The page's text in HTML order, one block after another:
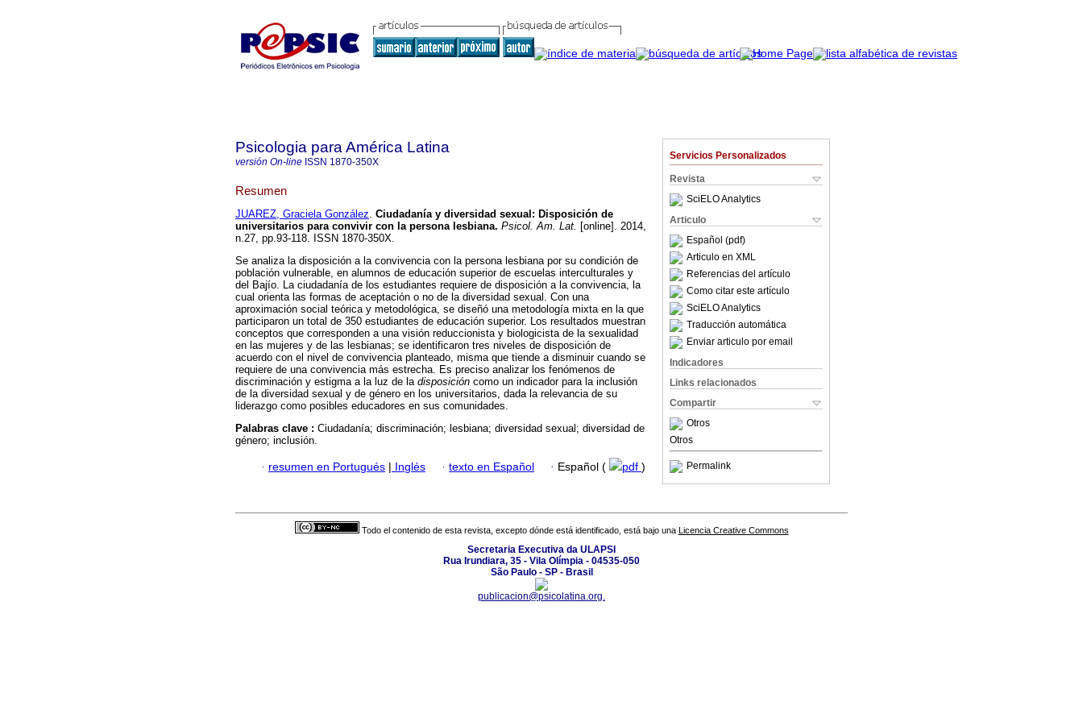
Servicios Personalizados
Revista
SciELO Analytics
Articulo
Español (pdf)
Articulo en XML
Referencias del artículo
Como citar este artículo
SciELO Analytics
Traducción automática
Enviar articulo por email
Indicadores
Links relacionados
Compartir
Otros
Otros
Permalink
Psicologia para América Latina
versión On-line ISSN 1870-350X
Resumen
JUAREZ, Graciela González. Ciudadanía y diversidad sexual: Disposición de
universitarios para convivir con la persona lesbiana. Psicol. Am. Lat. [online]. 2014,
n.27, pp.93-118. ISSN 1870-350X.
Se analiza la disposición a la convivencia con la persona lesbiana por su condición de
población vulnerable, en alumnos de educación superior de escuelas interculturales y
del Bajío. La ciudadanía de los estudiantes requiere de disposición a la convivencia, la
cual orienta las formas de aceptación o no de la diversidad sexual. Con una
aproximación social teórica y metodológica, se diseñó una metodología mixta en la que
participaron un total de 350 estudiantes de educación superior. Los resultados muestran
conceptos que corresponden a una visión reduccionista y biologicista de la sexualidad
en las mujeres y de las lesbianas; se identificaron tres niveles de disposición de
acuerdo con el nivel de convivencia planteado, misma que tiende a disminuir cuando se
requiere de una convivencia más estrecha. Es preciso analizar los fenómenos de
discriminación y estigma a la luz de la disposición como un indicador para la inclusión
de la diversidad sexual y de género en los universitarios, dada la relevancia de su
liderazgo como posibles educadores en sus comunidades.
Palabras clave : Ciudadanía; discriminación; lesbiana; diversidad sexual; diversidad de
género; inclusión.
· resumen en Portugués | Inglés · texto en Español · Español ( pdf )
Todo el contenido de esta revista, excepto dónde está identificado, está bajo una Licencia Creative Commons
Secretaria Executiva da ULAPSI
Rua Irundiara, 35 - Vila Olímpia - 04535-050
São Paulo - SP - Brasil
publicacion@psicolatina.org.